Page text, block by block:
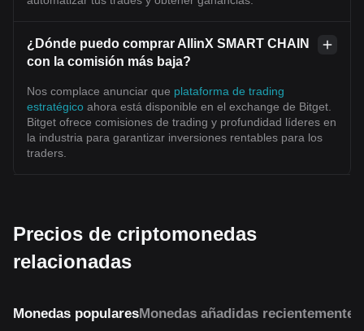
¿Dónde puedo comprar AllinX SMART CHAIN
con la comisión más baja?
Nos complace anunciar que plataforma de trading
estratégico ahora está disponible en el exchange de Bitget.
Bitget ofrece comisiones de trading y profundidad líderes en
la industria para garantizar inversiones rentables para los
traders.
Precios de criptomonedas
relacionadas
Monedas popularesMonedas añadidas recientemente